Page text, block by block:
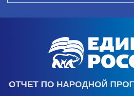
ОТЧЕТ ПО НАРОДНОЙ